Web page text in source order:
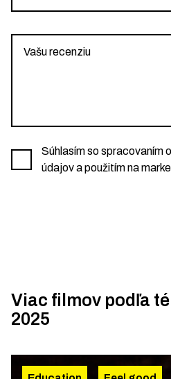
Súhlasím so spracovaním
údajov a použitím na
Viac filmov podľa
2025